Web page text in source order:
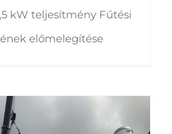
kW teljesítmény Fűtési
előmelegítése